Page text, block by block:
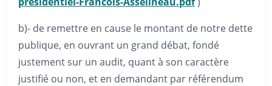
b)- de remettre en cause le montant de notre dette
publique, en ouvrant un grand débat, fondé
justement sur un audit, quant à son caractère
justifié ou non, et en demandant par référendum